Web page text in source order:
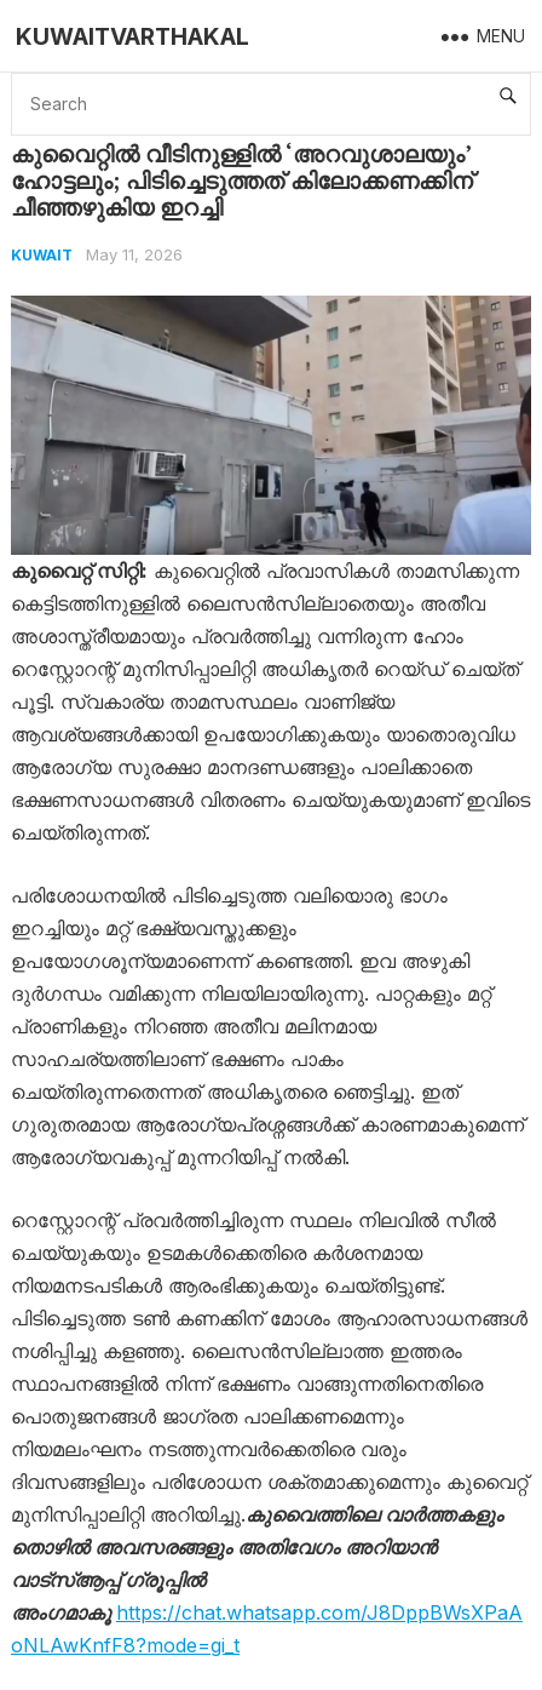
KUWAITVARTHAKAL MENU
Home Kuwait കുവൈറ്റിൽ വീടിനുള്ളിൽ ‘അറവുശാലയും’ ഹോട്ടലും; പിടിച്ചെടുത്തത് കിലോക്കണക്കിന് ചീഞ്ഞഴുകിയ ഇറച്ചി
കുവൈറ്റിൽ വീടിനുള്ളിൽ ‘അറവുശാലയും’
ഹോട്ടലും; പിടിച്ചെടുത്തത് കിലോക്കണക്കിന്
ചീഞ്ഞഴുകിയ ഇറച്ചി
KUWAIT May 11, 2026
കുവൈറ്റ് സിറ്റി: കുവൈറ്റിൽ പ്രവാസികൾ താമസിക്കുന്ന
കെട്ടിടത്തിനുള്ളിൽ ലൈസൻസില്ലാതെയും അതീവ
അശാസ്ത്രീയമായും പ്രവർത്തിച്ചു വന്നിരുന്ന ഹോം
റെസ്റ്റോറന്റ് മുനിസിപ്പാലിറ്റി അധികൃതർ റെയ്ഡ് ചെയ്ത്
പൂട്ടി. സ്വകാര്യ താമസസ്ഥലം വാണിജ്യ
ആവശ്യങ്ങൾക്കായി ഉപയോഗിക്കുകയും യാതൊരുവിധ
ആരോഗ്യ സുരക്ഷാ മാനദണ്ഡങ്ങളും പാലിക്കാതെ
ഭക്ഷണസാധനങ്ങൾ വിതരണം ചെയ്യുകയുമാണ് ഇവിടെ
ചെയ്തിരുന്നത്.
പരിശോധനയിൽ പിടിച്ചെടുത്ത വലിയൊരു ഭാഗം
ഇറച്ചിയും മറ്റ് ഭക്ഷ്യവസ്തുക്കളും
ഉപയോഗശൂന്യമാണെന്ന് കണ്ടെത്തി. ഇവ അഴുകി
ദുർഗന്ധം വമിക്കുന്ന നിലയിലായിരുന്നു. പാറ്റകളും മറ്റ്
പ്രാണികളും നിറഞ്ഞ അതീവ മലിനമായ
സാഹചര്യത്തിലാണ് ഭക്ഷണം പാകം
ചെയ്തിരുന്നതെന്നത് അധികൃതരെ ഞെട്ടിച്ചു. ഇത്
ഗുരുതരമായ ആരോഗ്യപ്രശ്നങ്ങൾക്ക് കാരണമാകുമെന്ന്
ആരോഗ്യവകുപ്പ് മുന്നറിയിപ്പ് നൽകി.
റെസ്റ്റോറന്റ് പ്രവർത്തിച്ചിരുന്ന സ്ഥലം നിലവിൽ സീൽ
ചെയ്യുകയും ഉടമകൾക്കെതിരെ കർശനമായ
നിയമനടപടികൾ ആരംഭിക്കുകയും ചെയ്തിട്ടുണ്ട്.
പിടിച്ചെടുത്ത ടൺ കണക്കിന് മോശം ആഹാരസാധനങ്ങൾ
നശിപ്പിച്ചു കളഞ്ഞു. ലൈസൻസില്ലാത്ത ഇത്തരം
സ്ഥാപനങ്ങളിൽ നിന്ന് ഭക്ഷണം വാങ്ങുന്നതിനെതിരെ
പൊതുജനങ്ങൾ ജാഗ്രത പാലിക്കണമെന്നും
നിയമലംഘനം നടത്തുന്നവർക്കെതിരെ വരും
ദിവസങ്ങളിലും പരിശോധന ശക്തമാക്കുമെന്നും കുവൈറ്റ്
മുനിസിപ്പാലിറ്റി അറിയിച്ചു.കുവൈത്തിലെ വാർത്തകളും
തൊഴിൽ അവസരങ്ങളും അതിവേഗം അറിയാൻ
വാട്സ്ആപ്പ് ഗ്രൂപ്പിൽ
അംഗമാകൂ https://chat.whatsapp.com/J8DppBWsXPaA
oNLAwKnfF8?mode=gi_t